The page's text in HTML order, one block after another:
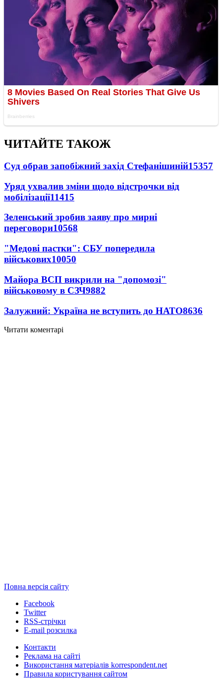
ЧИТАЙТЕ ТАКОЖ
Суд обрав запобіжний захід Стефанішиній15357
Уряд ухвалив зміни щодо відстрочки від
мобілізації11415
Зеленський зробив заяву про мирні
переговори10568
"Медові пастки": СБУ попередила
військових10050
Майора ВСП викрили на "допомозі"
військовому в СЗЧ9882
Залужний: Україна не вступить до НАТО8636
Читати коментарі
Повна версія сайту
Facebook
Twitter
RSS-стрічки
E-mail розсилка
Контакти
Реклама на сайті
Використання матеріалів korrespondent.net
Правила користування сайтом